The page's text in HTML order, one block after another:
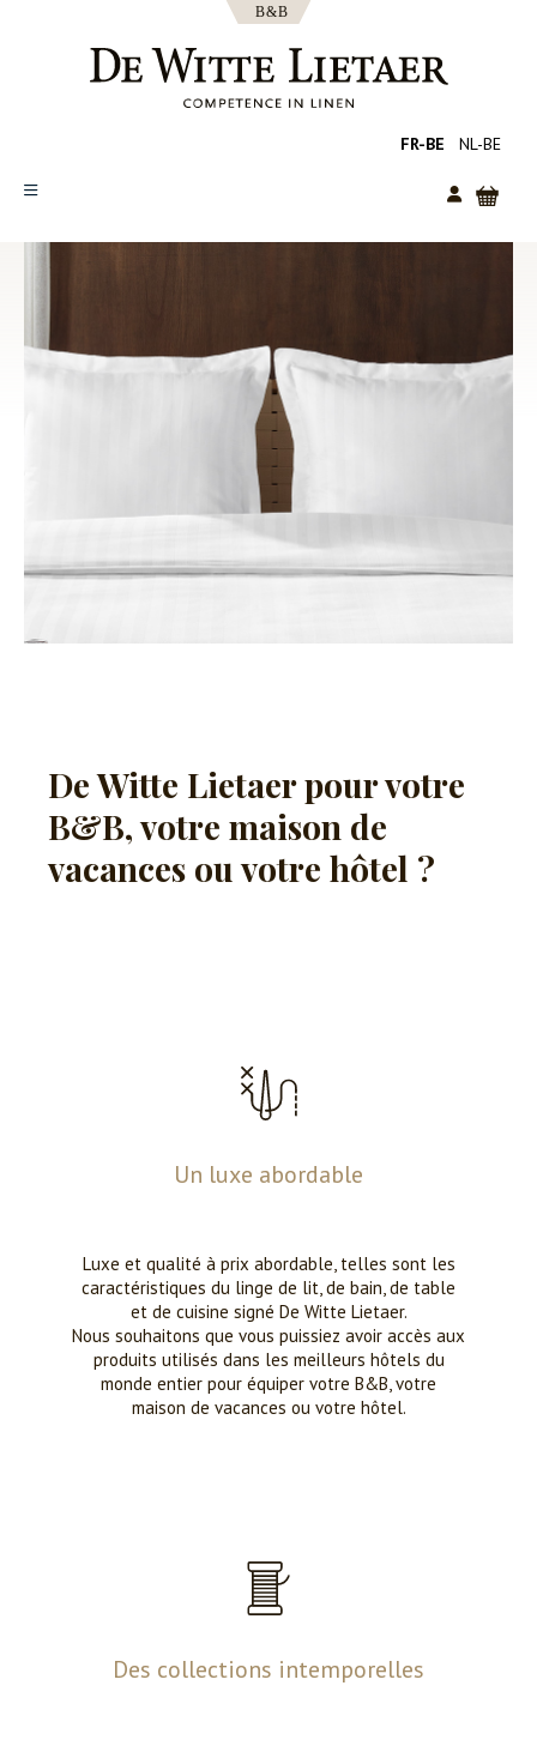
FR-BE NL-BE
OVER ONS
CATALOGUS
De Witte Lietaer pour votre
B&B, votre maison de
vacances ou votre hôtel ?
Un luxe abordable
Luxe et qualité à prix abordable, telles sont les
caractéristiques du linge de lit, de bain, de table
et de cuisine signé De Witte Lietaer.
Nous souhaitons que vous puissiez avoir accès aux
produits utilisés dans les meilleurs hôtels du
monde entier pour équiper votre B&B, votre
maison de vacances ou votre hôtel.
Des collections intemporelles